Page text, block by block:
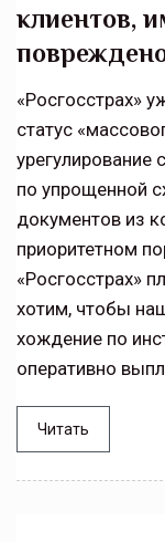
клиентов,
«Росгосстрах»
статус
урегулирование
по упрощенной
документов из
приоритетном
«Росгосстрах»
хотим, чтобы
хождение по
оперативно
Читать